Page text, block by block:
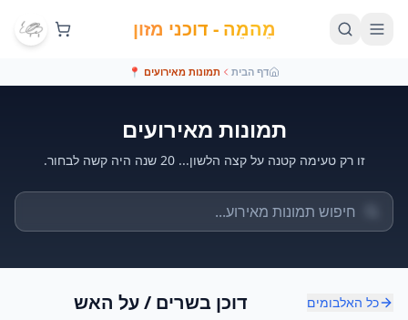
מֵהמֵה - דוכני מזון
דף הבית תמונות מאירועים 📍
תמונות מאירועים
זו רק טעימה קטנה על קצה הלשון... 20 שנה היה קשה לבחור.
כל האלבומים דוכן בשרים / על האש